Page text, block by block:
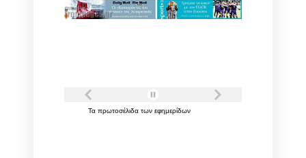
Τα πρωτοσέλιδα των εφημερίδων